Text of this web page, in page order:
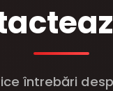
întrebări